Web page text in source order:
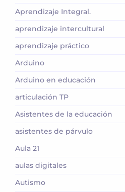
Aprendizaje Integral.
aprendizaje intercultural
aprendizaje práctico
Arduino
Arduino en educación
articulación TP
Asistentes de la educación
asistentes de párvulo
Aula 21
aulas digitales
Autismo